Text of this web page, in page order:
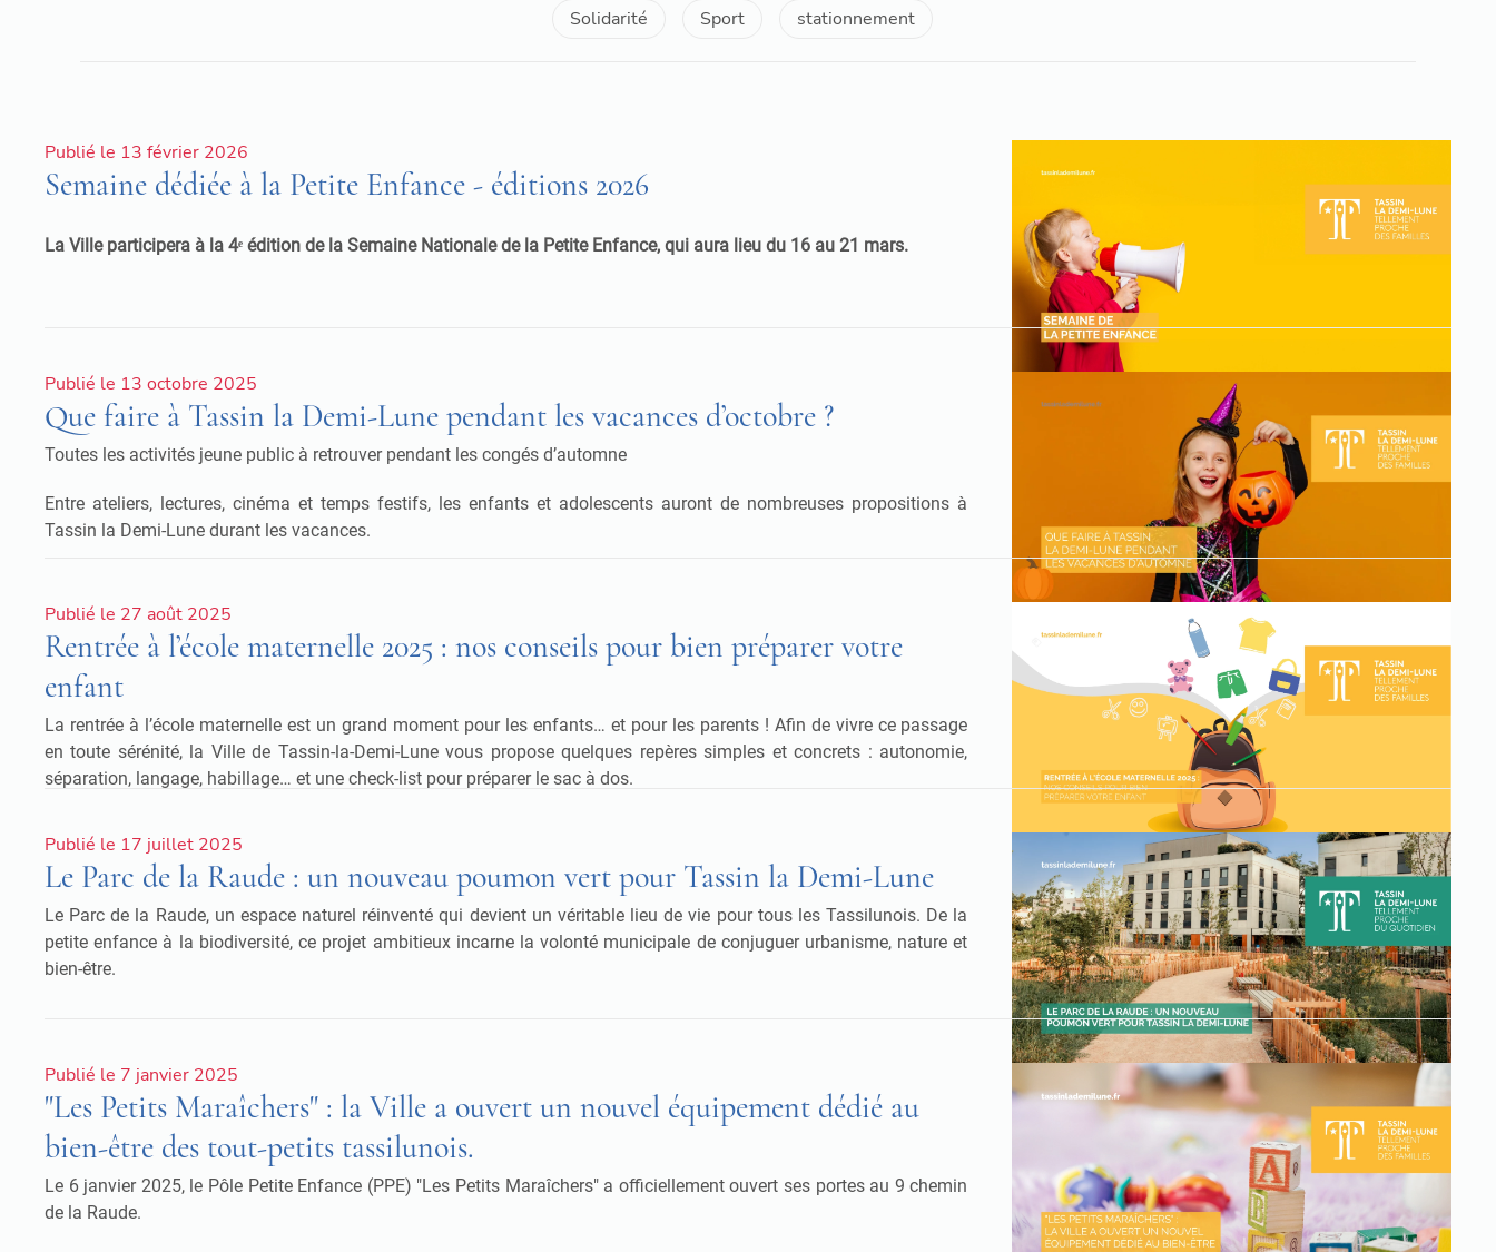
Solidarité Sport stationnement
Publié le 13 février 2026
Semaine dédiée à la Petite Enfance - éditions 2026
La Ville participera à la 4ᵉ édition de la Semaine Nationale de la Petite Enfance, qui aura lieu du 16 au 21 mars.
Publié le 13 octobre 2025
Que faire à Tassin la Demi-Lune pendant les vacances d’octobre ?
Toutes les activités jeune public à retrouver pendant les congés d’automne
Entre ateliers, lectures, cinéma et temps festifs, les enfants et adolescents auront de nombreuses propositions à
Tassin la Demi-Lune durant les vacances.
Publié le 27 août 2025
Rentrée à l’école maternelle 2025 : nos conseils pour bien préparer votre
enfant
La rentrée à l’école maternelle est un grand moment pour les enfants… et pour les parents ! Afin de vivre ce passage
en toute sérénité, la Ville de Tassin-la-Demi-Lune vous propose quelques repères simples et concrets : autonomie,
séparation, langage, habillage… et une check-list pour préparer le sac à dos.
Publié le 17 juillet 2025
Le Parc de la Raude : un nouveau poumon vert pour Tassin la Demi-Lune
Le Parc de la Raude, un espace naturel réinventé qui devient un véritable lieu de vie pour tous les Tassilunois. De la
petite enfance à la biodiversité, ce projet ambitieux incarne la volonté municipale de conjuguer urbanisme, nature et
bien-être.
Publié le 7 janvier 2025
"Les Petits Maraîchers" : la Ville a ouvert un nouvel équipement dédié au
bien-être des tout-petits tassilunois.
Le 6 janvier 2025, le Pôle Petite Enfance (PPE) "Les Petits Maraîchers" a officiellement ouvert ses portes au 9 chemin
de la Raude.